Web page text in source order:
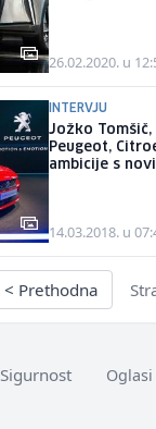
26.02.2020. u
INTERVJU
Jožko
Peugeot,
ambicije s
14.03.2018. u
< Prethodna
Sigurnost